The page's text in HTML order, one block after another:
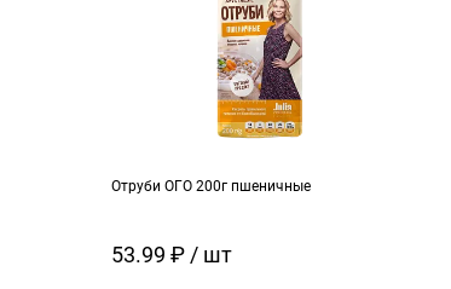
Отруби ОГО 200г пшеничные
53.99 ₽ / шт